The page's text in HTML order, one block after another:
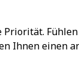
Ihnen einen